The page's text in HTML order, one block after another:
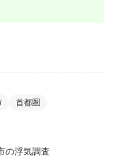
首都圏
の浮気調査